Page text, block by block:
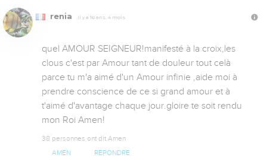
renia Il y a 16 ans, 4 mois
quel AMOUR SEIGNEUR!manifesté à la croix,les
clous c'est par Amour tant de douleur tout celà
parce tu m'a aimé d'un Amour infinie ,aide moi à
prendre conscience de ce si grand amour et à
t'aimé d'avantage chaque jour.gloire te soit rendu
mon Roi Amen!
38 personnes ont dit Amen
AMEN RÉPONDRE